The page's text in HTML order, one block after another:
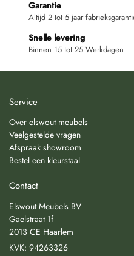
Garantie
Altijd 2 tot 5 jaar
Snelle levering
Binnen 15 tot 25 Werkdagen
Service
Over elswout meubels
Veelgestelde vragen
Afspraak showroom
Bestel een kleurstaal
Contact
Elswout Meubels BV
Gaelstraat 1f
2013 CE Haarlem
KVK: 94263326